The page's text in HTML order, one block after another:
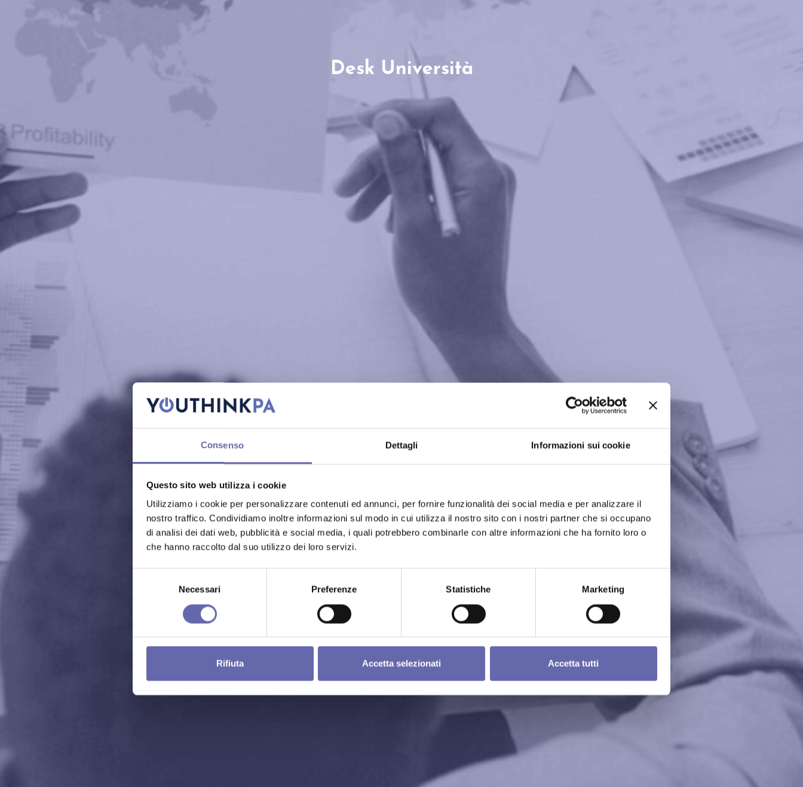
Consenso Dettagli Informazioni sui cookie
Questo sito web utilizza i cookie
Utilizziamo i cookie per personalizzare contenuti ed annunci, per fornire funzionalità dei social media e per analizzare il
nostro traffico. Condividiamo inoltre informazioni sul modo in cui utilizza il nostro sito con i nostri partner che si occupano
di analisi dei dati web, pubblicità e social media, i quali potrebbero combinarle con altre informazioni che ha fornito loro o
che hanno raccolto dal suo utilizzo dei loro servizi.
Necessari Preferenze Statistiche Marketing
Rifiuta Accetta selezionati Accetta tutti
Desk Università